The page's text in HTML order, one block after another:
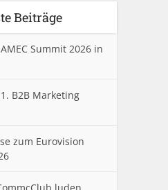
Beiträge
AMEC Summit 2026 in
1. B2B Marketing
zum Eurovision